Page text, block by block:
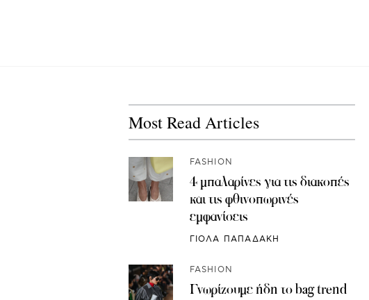
Most Read Articles
FASHION
4 μπαλαρίνες για τις διακοπές
και τις φθινοπωρινές
εμφανίσεις
ΓΙΟΛΑ ΠΑΠΑΔΑΚΗ
FASHION
Γνωρίζουμε ήδη το bag trend